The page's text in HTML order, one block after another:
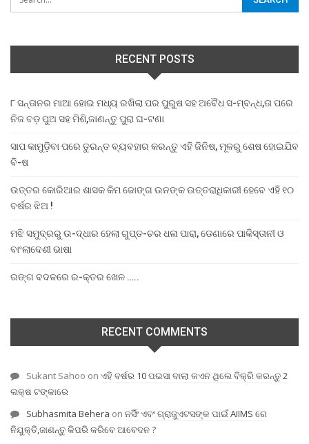
RECENT POSTS
୮ ସନ୍ତାନର ମାଆ ହୋଇ ମଧ୍ୟ ରଖିଲା ପର ପୁରୁଷ ସହ ଅବୈଧ ସ-ମ୍ବନ୍ଧ,ତା ପରେ
ନିଜ ବଡ଼ ପୁଅ ସହ ମିଶି,ଜାଣନ୍ତୁ ପୁରା ଘ-ଟଣା
ସାପ କାମୁଡ଼ିବା ପରେ ତୁରନ୍ତ ବ୍ୟବହାର କରନ୍ତୁ ଏହି ଜିନିଷ, ମୂଳରୁ ଶେଷ ହୋଇଯିବ
ବି-ଷ
ଉତ୍ତର କୋରିଆର ଶାସକ କିମ ଜୋଙ୍ଗ ଉନଙ୍କ ଉତ୍ତରାଧିକାରୀ ହେବେ ଏହି ୧୦
ବର୍ଷର ଝିଅ !
ମଝି ସମୁଦ୍ରରୁ ଉ-ଦ୍ଧାର ହେଲା ଗୁପ୍ତ-ଚର ଧଳା ପାରା, ଡେଣାରେ ପାକିସ୍ତାନୀ ଓ
ବାଂଲାଦେଶୀ ଭାଷା
ରଙ୍ଗ ବଦଳରେ ର-କ୍ତର ଖେଳ …..
RECENT COMMENTS
Sukant Sahoo on ଏହି ବର୍ଷର 10 ପଇସା ବାଲା କଏନ ଥିଲେ ବିକ୍ରି କରନ୍ତୁ 2
ଲକ୍ଷ ଟଙ୍କାରେ
Subhasmita Behera on ନର୍ସିଂ ଏବଂ ଗ୍ରାଜୁଏଟସଙ୍କ ପାଇଁ AIIMS ରେ
ନିଯୁକ୍ତି,ଜାଣନ୍ତୁ କିପରି କରିବେ ଆବେଦନ ?